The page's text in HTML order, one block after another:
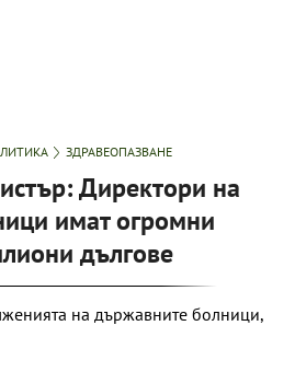
ЗДРАВЕОПАЗВАНЕ
Директори на
имат огромни
дългове
на държавните болници,